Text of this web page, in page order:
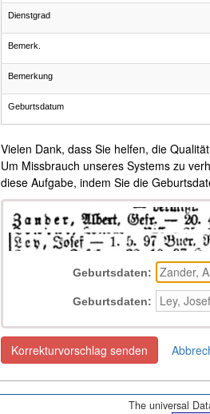
Dienstgrad
Bemerk.
Bemerkung
Geburtsdatum
Vielen Dank, dass Sie helfen, die
Um Missbrauch unseres Systems zu
diese Aufgabe, indem Sie die
Geburtsdaten:
Geburtsdaten:
Korrekturvorschlag senden
The universal